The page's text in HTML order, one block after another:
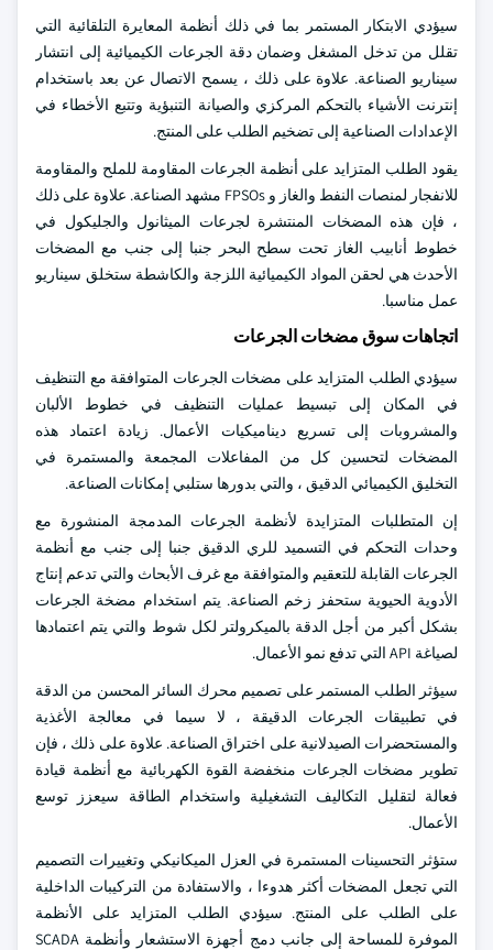
سيؤدي الابتكار المستمر بما في ذلك أنظمة المعايرة التلقائية التي
تقلل من تدخل المشغل وضمان دقة الجرعات الكيميائية إلى انتشار
سيناريو الصناعة. علاوة على ذلك ، يسمح الاتصال عن بعد باستخدام
إنترنت الأشياء بالتحكم المركزي والصيانة التنبؤية وتتبع الأخطاء في
الإعدادات الصناعية إلى تضخيم الطلب على المنتج.
يقود الطلب المتزايد على أنظمة الجرعات المقاومة للملح والمقاومة
للانفجار لمنصات النفط والغاز و FPSOs مشهد الصناعة. علاوة على ذلك
، فإن هذه المضخات المنتشرة لجرعات الميثانول والجليكول في
خطوط أنابيب الغاز تحت سطح البحر جنبا إلى جنب مع المضخات
الأحدث هي لحقن المواد الكيميائية اللزجة والكاشطة ستخلق سيناريو
عمل مناسبا.
اتجاهات سوق مضخات الجرعات
سيؤدي الطلب المتزايد على مضخات الجرعات المتوافقة مع التنظيف
في المكان إلى تبسيط عمليات التنظيف في خطوط الألبان
والمشروبات إلى تسريع ديناميكيات الأعمال. زيادة اعتماد هذه
المضخات لتحسين كل من المفاعلات المجمعة والمستمرة في
التخليق الكيميائي الدقيق ، والتي بدورها ستلبي إمكانات الصناعة.
إن المتطلبات المتزايدة لأنظمة الجرعات المدمجة المنشورة مع
وحدات التحكم في التسميد للري الدقيق جنبا إلى جنب مع أنظمة
الجرعات القابلة للتعقيم والمتوافقة مع غرف الأبحاث والتي تدعم إنتاج
الأدوية الحيوية ستحفز زخم الصناعة. يتم استخدام مضخة الجرعات
بشكل أكبر من أجل الدقة بالميكرولتر لكل شوط والتي يتم اعتمادها
لصياغة API التي تدفع نمو الأعمال.
سيؤثر الطلب المستمر على تصميم محرك السائر المحسن من الدقة
في تطبيقات الجرعات الدقيقة ، لا سيما في معالجة الأغذية
والمستحضرات الصيدلانية على اختراق الصناعة. علاوة على ذلك ، فإن
تطوير مضخات الجرعات منخفضة القوة الكهربائية مع أنظمة قيادة
فعالة لتقليل التكاليف التشغيلية واستخدام الطاقة سيعزز توسع
الأعمال.
ستؤثر التحسينات المستمرة في العزل الميكانيكي وتغييرات التصميم
التي تجعل المضخات أكثر هدوءا ، والاستفادة من التركيبات الداخلية
على الطلب على المنتج. سيؤدي الطلب المتزايد على الأنظمة
الموفرة للمساحة إلى جانب دمج أجهزة الاستشعار وأنظمة SCADA